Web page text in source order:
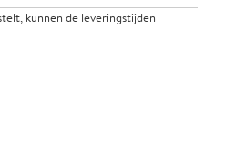
kunnen de leveringstijden